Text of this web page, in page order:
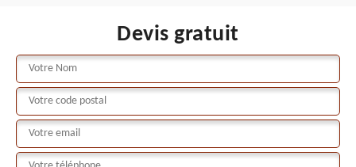
Devis gratuit